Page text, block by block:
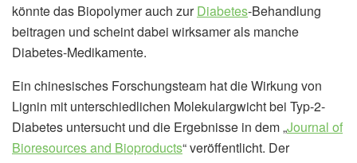
könnte das Biopolymer auch zurDiabetes-Behandlung
beitragen und scheint dabei wirksamer als manche
Diabetes-Medikamente.
Ein chinesisches Forschungsteam hat die Wirkung von
Lignin mit unterschiedlichen Molekulargwicht bei Typ-2-
Diabetes untersucht und die Ergebnisse in dem „Journal of
Bioresources and Bioproducts“ veröffentlicht. Der